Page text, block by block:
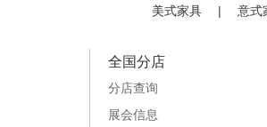
美式家具 | 意式
全国分店
分店查询
展会信息